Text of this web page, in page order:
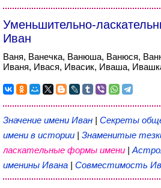
Уменьшительно-
Иван
Ваня, Ванечка, Ванюша, Ванюся,
Иваня, Ивася, Ивасик, Иваша,
Значение имени Иван | Секреты
имени в истории | Знаменитые
ласкательные формы имени |
именины Ивана | Совместимость